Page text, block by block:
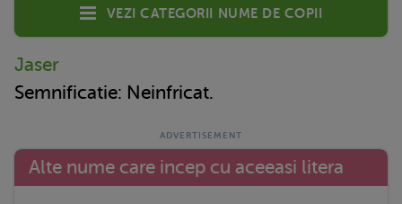
Vezi categorii nume de copii
Jaser
Semnificatie: Neinfricat.
Alte nume care incep cu aceeasi litera